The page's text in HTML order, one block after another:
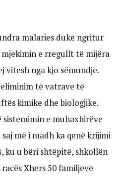
malaries duke ngritur
e rregullt të mijëra
vitesh nga kjo sëmundje.
të vatrave të
kimike dhe biologjike.
e muhaxhirëve
më i madh ka qenë krijimi
ku u bëri shtëpitë, shkollën
Xhers 50 familjeve